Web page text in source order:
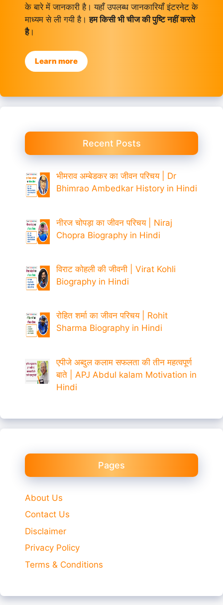
के बारे में जानकारी है। यहाँ उपलब्ध जानकारियाँ इंटरनेट के
माध्यम से ली गयी है।हम किसी भी चीज की पुष्टि नहीं करते
है।
Learn more
Recent Posts
भीमराव अम्बेडकर का जीवन परिचय | Dr
Bhimrao Ambedkar History in Hindi
नीरज चोपड़ा का जीवन परिचय | Niraj
Chopra Biography in Hindi
विराट कोहली की जीवनी | Virat Kohli
Biography in Hindi
रोहित शर्मा का जीवन परिचय | Rohit
Sharma Biography in Hindi
एपीजे अब्दुल कलाम सफलता की तीन महत्वपूर्ण
बाते | APJ Abdul kalam Motivation in
Hindi
Pages
About Us
Contact Us
Disclaimer
Privacy Policy
Terms & Conditions